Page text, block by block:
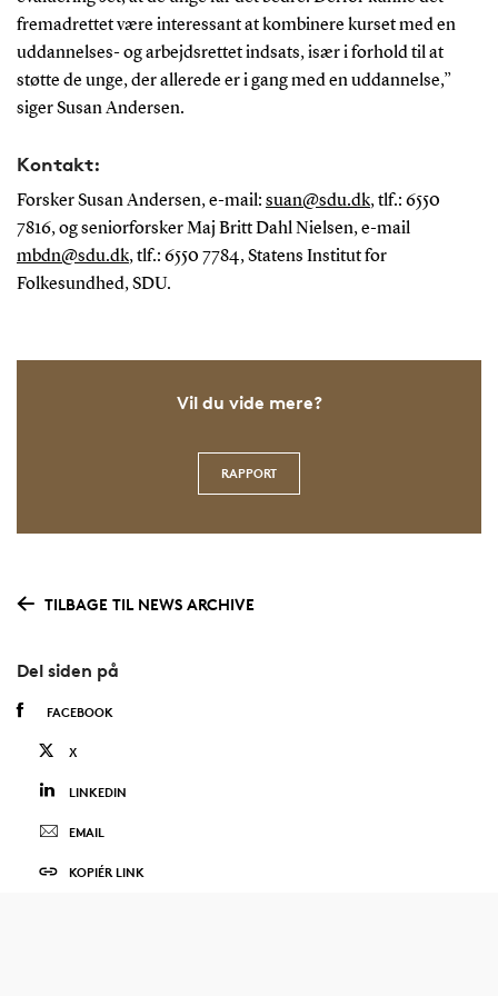
fremadrettet være interessant at kombinere kurset med en
uddannelses- og arbejdsrettet indsats, især i forhold til at
støtte de unge, der allerede er i gang med en uddannelse,”
siger Susan Andersen.
Kontakt:
Forsker Susan Andersen, e-mail: suan@sdu.dk, tlf.: 6550
7816, og seniorforsker Maj Britt Dahl Nielsen, e-mail
mbdn@sdu.dk, tlf.: 6550 7784, Statens Institut for
Folkesundhed, SDU.
Vil du vide mere?
RAPPORT
TILBAGE TIL NEWS ARCHIVE
Del siden på
FACEBOOK
X
LINKEDIN
EMAIL
KOPIÉR LINK